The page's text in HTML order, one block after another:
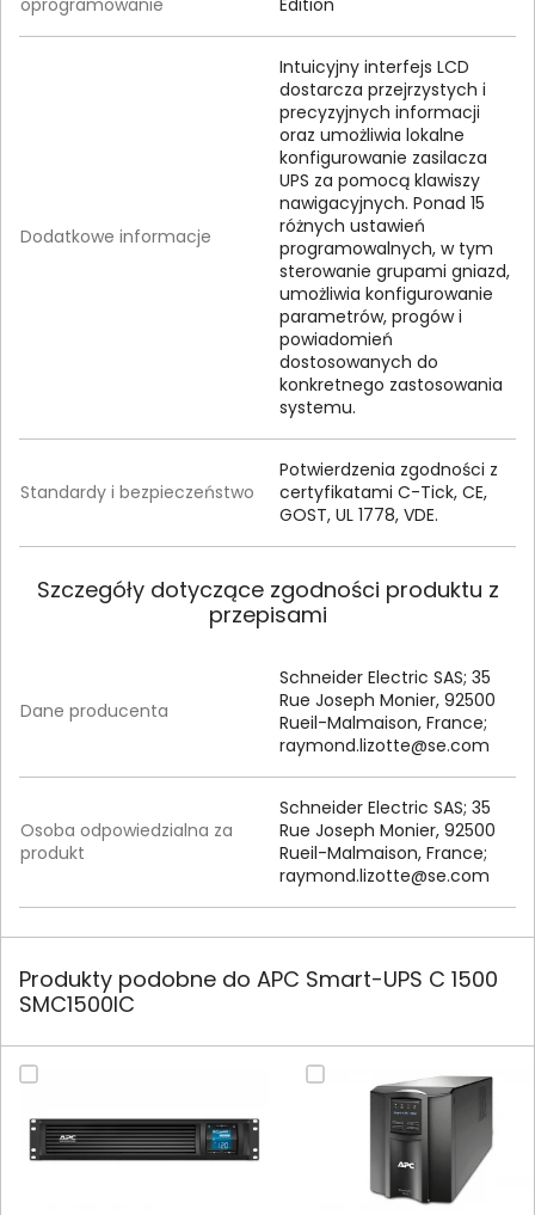
Dodatkowe informacje
Intuicyjny interfejs LCD
dostarcza przejrzystych i
precyzyjnych informacji
oraz umożliwia lokalne
konfigurowanie zasilacza
UPS za pomocą klawiszy
nawigacyjnych. Ponad 15
różnych ustawień
programowalnych, w tym
sterowanie grupami gniazd,
umożliwia konfigurowanie
parametrów, progów i
powiadomień
dostosowanych do
konkretnego zastosowania
systemu.
Standardy i bezpieczeństwo
Potwierdzenia zgodności z
certyfikatami C-Tick, CE,
GOST, UL 1778, VDE.
Szczegóły dotyczące zgodności produktu z
przepisami
Dane producenta
Schneider Electric SAS; 35
Rue Joseph Monier, 92500
Rueil-Malmaison, France;
raymond.lizotte@se.com
Osoba odpowiedzialna za
produkt
Schneider Electric SAS; 35
Rue Joseph Monier, 92500
Rueil-Malmaison, France;
raymond.lizotte@se.com
Produkty podobne do APC Smart-UPS C 1500
SMC1500IC